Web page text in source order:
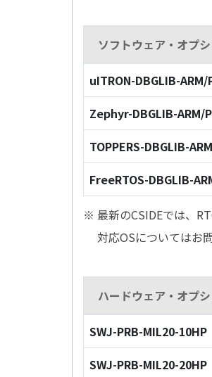
ソフトウェア・オプ
uITRON-DBGLIB-ARM/
Zephyr-DBGLIB-ARM/
TOPPERS-DBGLIB-
FreeRTOS-DBGLIB-
※ 最新のCSIDEでは、
対応OSについてはお
ハードウェア・オプ
SWJ-PRB-MIL20-10HP
SWJ-PRB-MIL20-20HP